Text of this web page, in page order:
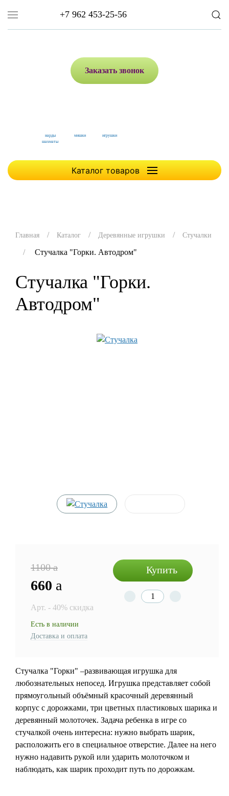
+7 962 453-25-56
Заказать звонок
нарды
шахматы
мишки игрушки
Каталог товаров
Главная Каталог Деревянные игрушки Стучалки
Стучалка "Горки. Автодром"
Стучалка "Горки.
Автодром"
1100a
660 a
Арт. - 40% скидка
Есть в наличии
Доставка и оплата
Купить
Стучалка "Горки" –развивающая игрушка для
любознательных непосед. Игрушка представляет собой
прямоугольный объёмный красочный деревянный
корпус с дорожками, три цветных пластиковых шарика и
деревянный молоточек. Задача ребенка в игре со
стучалкой очень интересна: нужно выбрать шарик,
расположить его в специальное отверстие. Далее на него
нужно надавить рукой или ударить молоточком и
наблюдать, как шарик проходит путь по дорожкам.